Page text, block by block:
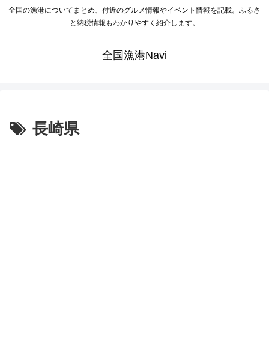
全国の漁港についてまとめ、付近のグルメ情報やイベント情報を記載。ふるさ
と納税情報もわかりやすく紹介します。
全国漁港Navi
長崎県